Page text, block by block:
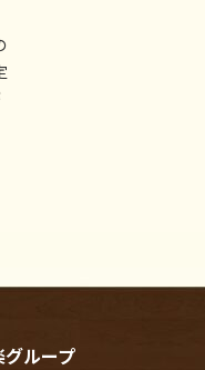
グループ